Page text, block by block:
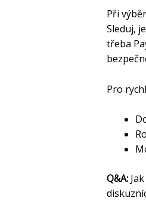
Při
Sleduj,
třeba
Pro
Q&A:Jak